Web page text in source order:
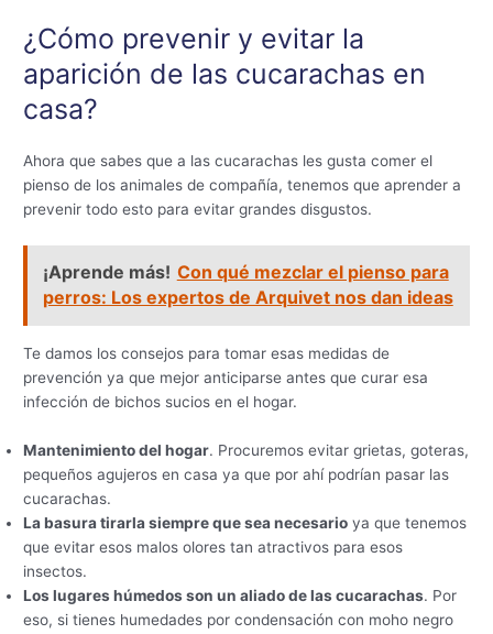
¿Cómo prevenir y evitar la
aparición de las cucarachas en
casa?
Ahora que sabes que a las cucarachas les gusta comer el
pienso de los animales de compañía, tenemos que aprender a
prevenir todo esto para evitar grandes disgustos.
¡Aprende más! Con qué mezclar el pienso para
perros: Los expertos de Arquivet nos dan ideas
Te damos los consejos para tomar esas medidas de
prevención ya que mejor anticiparse antes que curar esa
infección de bichos sucios en el hogar.
Mantenimiento del hogar. Procuremos evitar grietas, goteras,
pequeños agujeros en casa ya que por ahí podrían pasar las
cucarachas.
La basura tirarla siempre que sea necesario ya que tenemos
que evitar esos malos olores tan atractivos para esos
insectos.
Los lugares húmedos son un aliado de las cucarachas. Por
eso, si tienes humedades por condensación con moho negro